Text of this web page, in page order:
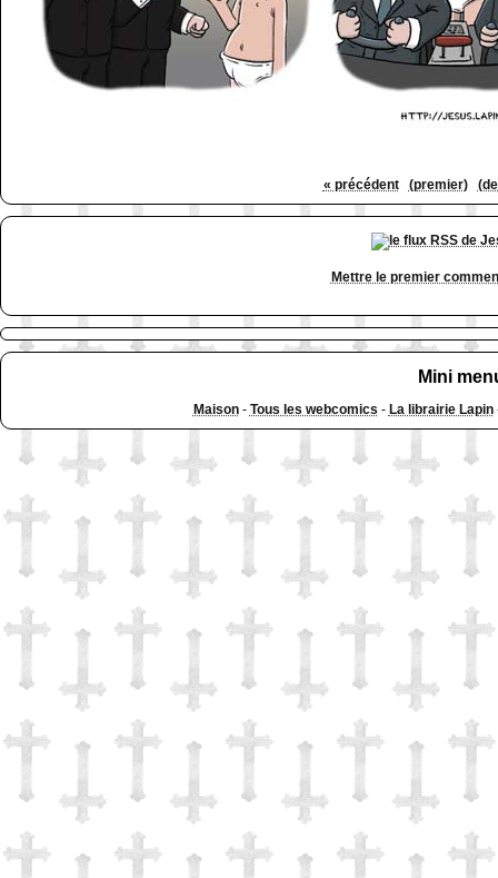
« précédent (premier)
Mettre le premier
Mini
Maison- Tous les webcomics - La librairie Lapin